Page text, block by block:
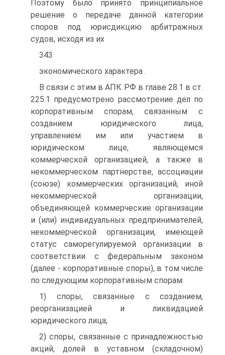
Поэтому было принято принципиальное
решение о передаче данной категории
споров под юрисдикцию арбитражных
судов, исходя из их
343
экономического характера .
В связи с этим в АПК РФ в главе 28.1 в ст.
225.1 предусмотрено рассмотрение дел по
корпоративным спорам, связанным с
созданием юридического лица,
управлением им или участием в
юридическом лице, являющемся
коммерческой организацией, а также в
некоммерческом партнерстве, ассоциации
(союзе) коммерческих организаций, иной
некоммерческой организации,
объединяющей коммерческие организации
и (или) индивидуальных предпринимателей,
некоммерческой организации, имеющей
статус саморегулируемой организации в
соответствии с федеральным законом
(далее - корпоративные споры), в том числе
по следующим корпоративным спорам:
1) споры, связанные с созданием,
реорганизацией и ликвидацией
юридического лица;
2) споры, связанные с принадлежностью
акций, долей в уставном (складочном)